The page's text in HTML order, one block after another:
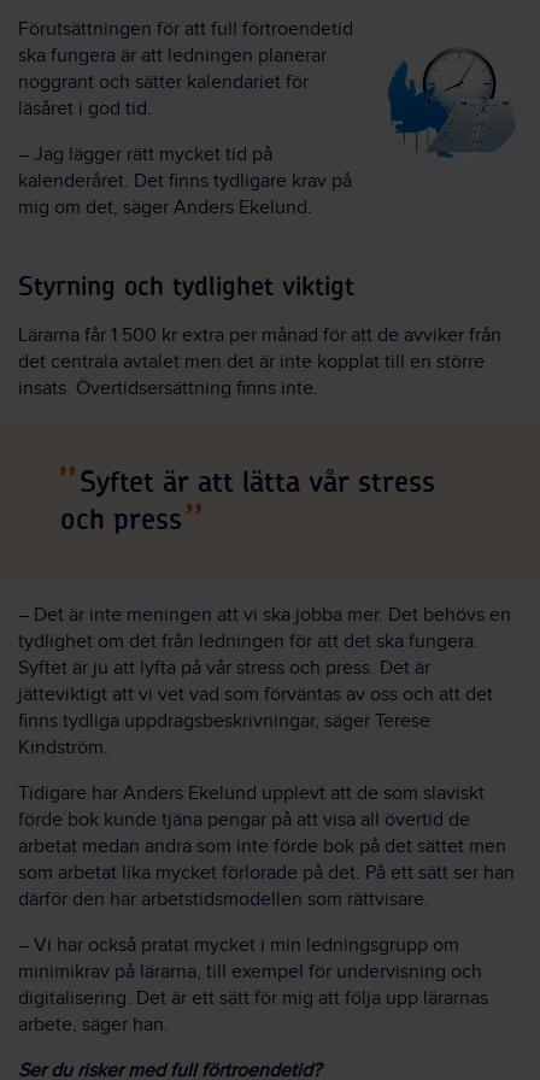
Förutsättningen för att full förtroendetid
ska fungera är att ledningen planerar
noggrant och sätter kalendariet för
läsåret i god tid.
– Jag lägger rätt mycket tid på
kalenderåret. Det finns tydligare krav på
mig om det, säger Anders Ekelund.
Styrning och tydlighet viktigt
Lärarna får 1 500 kr extra per månad för att de avviker från
det centrala avtalet men det är inte kopplat till en större
insats. Övertidsersättning finns inte.
Syftet är att lätta vår stress
och press
– Det är inte meningen att vi ska jobba mer. Det behövs en
tydlighet om det från ledningen för att det ska fungera.
Syftet är ju att lyfta på vår stress och press. Det är
jätteviktigt att vi vet vad som förväntas av oss och att det
finns tydliga uppdragsbeskrivningar, säger Terese
Kindström.
Tidigare har Anders Ekelund upplevt att de som slaviskt
förde bok kunde tjäna pengar på att visa all övertid de
arbetat medan andra som inte förde bok på det sättet men
som arbetat lika mycket förlorade på det. På ett sätt ser han
därför den här arbetstidsmodellen som rättvisare.
– Vi har också pratat mycket i min ledningsgrupp om
minimikrav på lärarna, till exempel för undervisning och
digitalisering. Det är ett sätt för mig att följa upp lärarnas
arbete, säger han.
Ser du risker med full förtroendetid?